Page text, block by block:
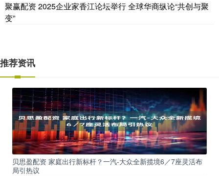
聚赢配资 2025企业家香江论坛举行 全球华商纵论“共创与聚
变”
推荐资讯
贝思盈配资 家庭出行新标杆？一汽-大众全新揽境6／7座灵活布
局引热议